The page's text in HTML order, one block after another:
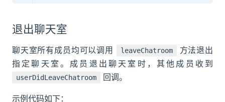
退出聊天室
聊天室所有成员均可以调用 leaveChatroom
方法退出
指定聊天室。成员退出聊天室时，其他成员收到
userDidLeaveChatroom 回调。
示例代码如下：